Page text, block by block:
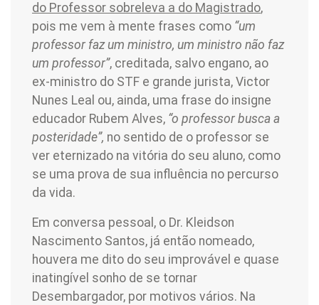
do Professor sobreleva a do Magistrado,
pois me vem à mente frases como “um
professor faz um ministro, um ministro não faz
um professor”, creditada, salvo engano, ao
ex-ministro do STF e grande jurista, Victor
Nunes Leal ou, ainda, uma frase do insigne
educador Rubem Alves, “o professor busca a
posteridade”, no sentido de o professor se
ver eternizado na vitória do seu aluno, como
se uma prova de sua influência no percurso
da vida.
Em conversa pessoal, o Dr. Kleidson
Nascimento Santos, já então nomeado,
houvera me dito do seu improvável e quase
inatingível sonho de se tornar
Desembargador, por motivos vários. Na